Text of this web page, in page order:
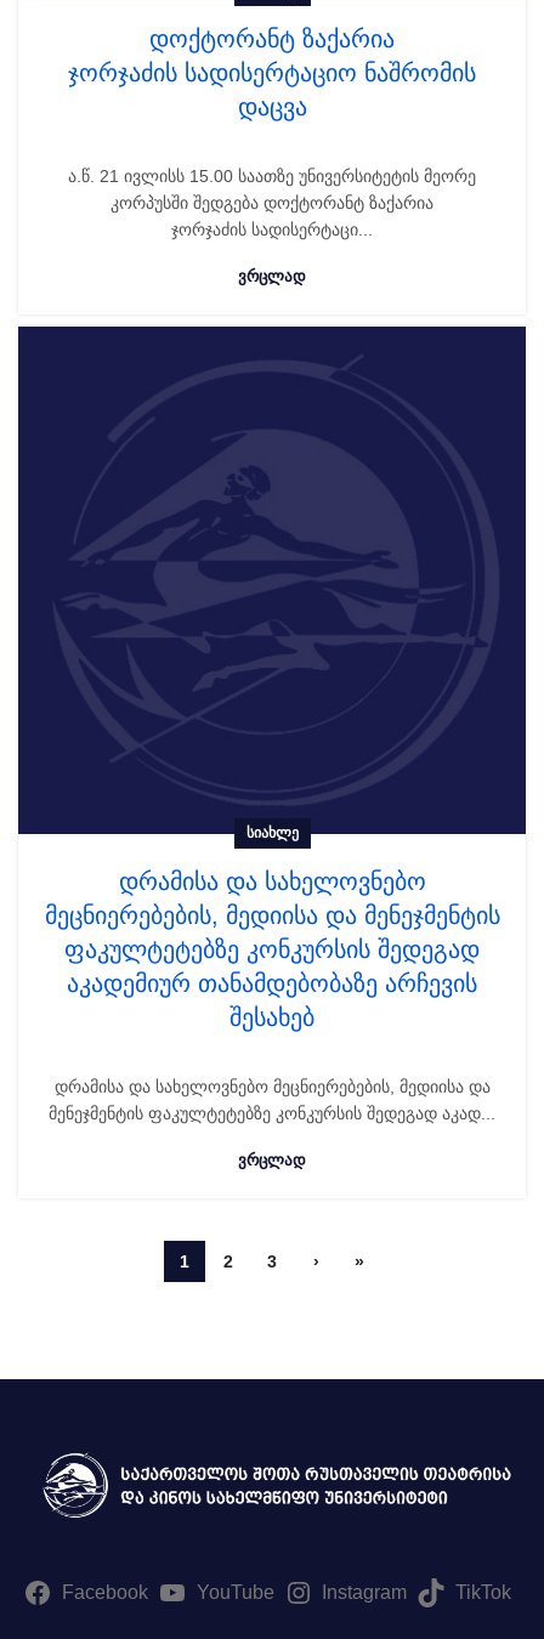
დოქტორანტ ზაქარია
ჯორჯაძის სადისერტაციო ნაშრომის
დაცვა
ა.წ. 21 ივლისს 15.00 საათზე უნივერსიტეტის მეორე
კორპუსში შედგება დოქტორანტ ზაქარია
ჯორჯაძის სადისერტაცი...
ᲕᲠᲪᲚᲐᲓ
ᲡᲘᲐᲮᲚᲔ
დრამისა და სახელოვნებო
მეცნიერებების, მედიისა და მენეჯმენტის
ფაკულტეტებზე კონკურსის შედეგად
აკადემიურ თანამდებობაზე არჩევის
შესახებ
დრამისა და სახელოვნებო მეცნიერებების, მედიისა და
მენეჯმენტის ფაკულტეტებზე კონკურსის შედეგად აკად...
ᲕᲠᲪᲚᲐᲓ
1 2 3 › »
Facebook YouTube Instagram TikTok